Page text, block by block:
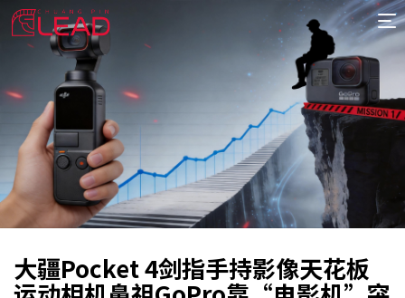
首
例
服
项
报
价
新
大疆Pocket 4剑指手持影像天花板